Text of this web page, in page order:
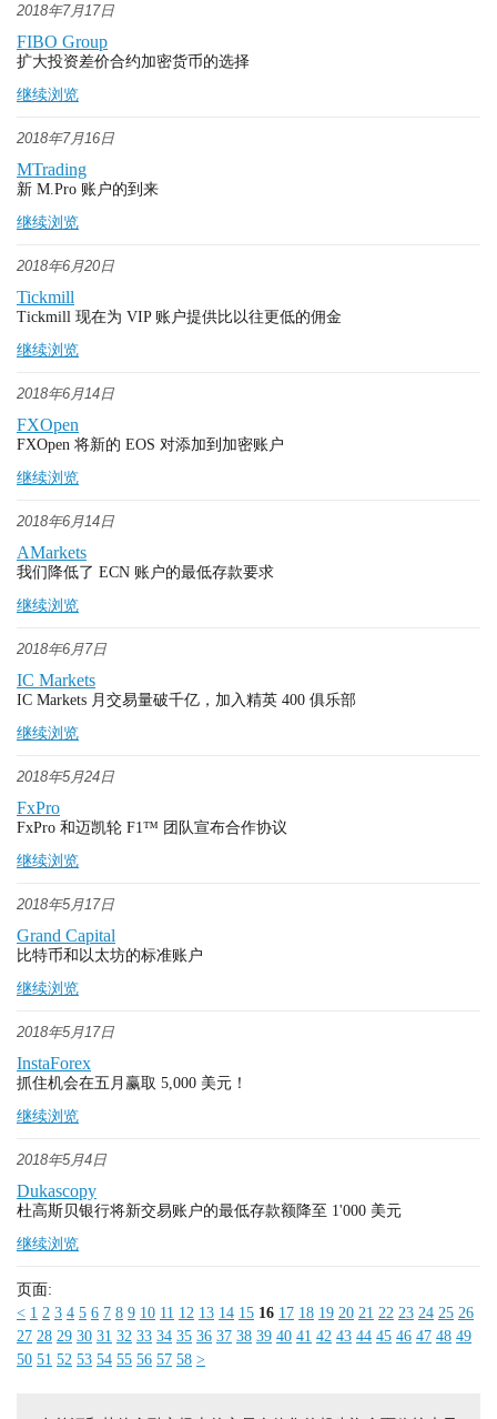
2018年7月17日
FIBO Group
扩大投资差价合约加密货币的选择
继续浏览
2018年7月16日
MTrading
新 M.Pro 账户的到来
继续浏览
2018年6月20日
Tickmill
Tickmill 现在为 VIP 账户提供比以往更低的佣金
继续浏览
2018年6月14日
FXOpen
FXOpen 将新的 EOS 对添加到加密账户
继续浏览
2018年6月14日
AMarkets
我们降低了 ECN 账户的最低存款要求
继续浏览
2018年6月7日
IC Markets
IC Markets 月交易量破千亿，加入精英 400 俱乐部
继续浏览
2018年5月24日
FxPro
FxPro 和迈凯轮 F1™ 团队宣布合作协议
继续浏览
2018年5月17日
Grand Capital
比特币和以太坊的标准账户
继续浏览
2018年5月17日
InstaForex
抓住机会在五月赢取 5,000 美元！
继续浏览
2018年5月4日
Dukascopy
杜高斯贝银行将新交易账户的最低存款额降至 1'000 美元
继续浏览
页面:
< 1 2 3 4 5 6 7 8 9 10 11 12 13 14 15 16 17 18 19 20 21 22 23 24 25 26
27 28 29 30 31 32 33 34 35 36 37 38 39 40 41 42 43 44 45 46 47 48 49
50 51 52 53 54 55 56 57 58 >